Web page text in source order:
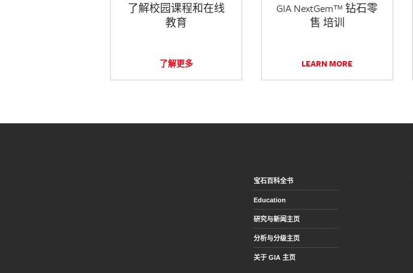
了解校园课程和在线
教育
了解更多
GIA NextGem™ 钻石零
售 培训
LEARN MORE
宝石百科全书
Education
研究与新闻主页
分析与分级主页
关于 GIA 主页